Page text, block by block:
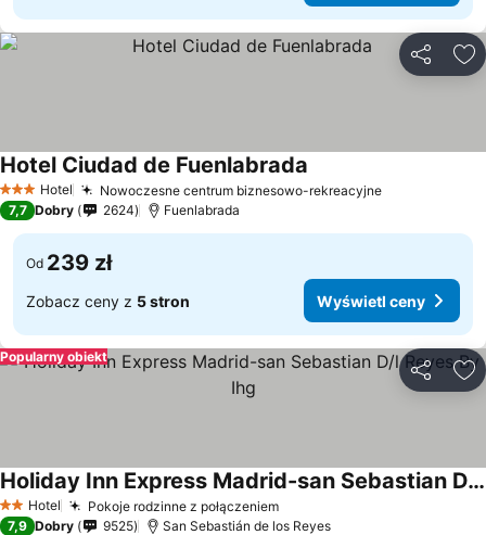
3 Kategoria
Hotel Nowoczesne centrum biznesowo-rekreacyjneWyświetl
Hotel Ciudad de Fuenlabrada
7,7 Dobry 2624 Fuenlabrada
Od 239 zł
Zobacz ceny z 5 stron Wyświetl ceny
Popularny obiekt
2 Kategoria
Hotel Pokoje rodzinne z połączeniemWyświetl ceny
Holiday Inn Express Madrid-san Sebastian D/l Reyes By Ihg
Wyświetl ceny
7,9 Dobry 9525 San Sebastián de los Reyes